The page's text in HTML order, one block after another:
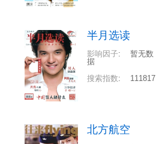
半月选读
影响因子:
暂无数
据
搜索指数: 111817
北方航空